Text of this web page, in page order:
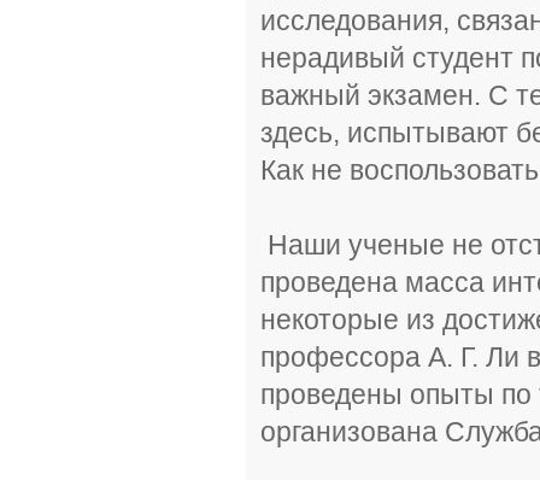
исследования,
нерадивый студент
важный экзамен. С
здесь, испытывают
Как не
Наши ученые не
проведена масса
некоторые из
профессора А. Г. Ли
проведены опыты по
организована